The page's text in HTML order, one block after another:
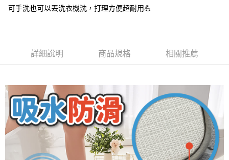
便利好安心！
１．簡單：不需註冊會員、不需綁卡、不需儲值。
【「AFTEE先享後付」結帳流程】
３．收到繳費通知簡訊後14天內，點擊此簡訊中的連結，可透過四大超商／
ATM／網路銀行／等多元方式進行付款，方視為交易完成。
※ 請注意：結帳手續完成當下不需立刻繳費，但若您需要取消訂單，請聯絡
購買商品的店家。未經商家同意取消之訂單仍視為有效，需透過AFTEE先享
後付繳納相關費用。
※ 交易是否成功請以「AFTEE先享後付 」之結帳頁面顯示為準，若有關於
是否繳費成功／繳費後需取消欲退款等相關疑問，請聯繫「AFTEE先享後付
客戶支援中心」
https://netprotections.freshdesk.com/support/home
每筆NT$60，滿NT$399(含以上)免運費
7-11取貨付款
每筆NT$60，滿NT$399(含以上)免運費
付款後7-11取貨
每筆NT$60，滿NT$399(含以上)免運費
可手洗也可以丟洗衣機洗，打理方便超耐用💪
詳細說明 商品規格 相關推薦